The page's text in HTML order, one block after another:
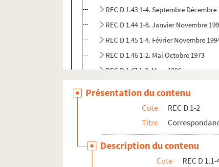
REC D 1.43 1-4. Septembre Décembre
REC D 1.44 1-8. Janvier Novembre
REC D 1.45 1-4. Février Novembre
REC D 1.46 1-2. Mai Octobre 1973
REC D 1 47 1-2. Mars 1996
REC D 2.1-6. Autres courriers.
REC J 1-11. Œuvre artistique et carrière.
Présentation du contenu
Cote
REC D 1-2
Titre
Description du contenu
Cote
REC D